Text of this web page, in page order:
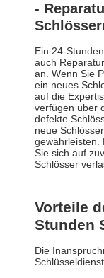
-
Ein 24-
auch
an. Wenn Sie
ein neues
auf die
verfügen über
defekte
neue
gewährleisten.
Sie sich auf
Schlösser
Vorteile
Stunden
Die